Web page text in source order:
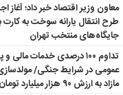
معاون وزیر اقتصاد خبر داد؛ آغاز
طرح انتقال یارانه سوخت به کارت
جایگاه‌های منتخب تهران
تداوم ۱۰۰ درصدی خدمات
مازاد به ارزش ۹۰ هزار میلیارد تومان